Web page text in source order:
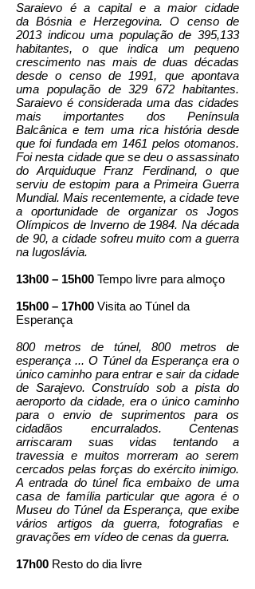
Saraievo é a capital e a maior cidade
da Bósnia e Herzegovina. O censo de
2013 indicou uma população de 395,133
habitantes, o que indica um pequeno
crescimento nas mais de duas décadas
desde o censo de 1991, que apontava
uma população de 329 672 habitantes.
Saraievo é considerada uma das cidades
mais importantes dos Península
Balcânica e tem uma rica história desde
que foi fundada em 1461 pelos otomanos.
Foi nesta cidade que se deu o assassinato
do Arquiduque Franz Ferdinand, o que
serviu de estopim para a Primeira Guerra
Mundial. Mais recentemente, a cidade teve
a oportunidade de organizar os Jogos
Olímpicos de Inverno de 1984. Na década
de 90, a cidade sofreu muito com a guerra
na Iugoslávia.
13h00 – 15h00 Tempo livre para almoço
15h00 – 17h00 Visita ao Túnel da
Esperança
800 metros de túnel, 800 metros de
esperança ... O Túnel da Esperança era o
único caminho para entrar e sair da cidade
de Sarajevo. Construído sob a pista do
aeroporto da cidade, era o único caminho
para o envio de suprimentos para os
cidadãos encurralados. Centenas
arriscaram suas vidas tentando a
travessia e muitos morreram ao serem
cercados pelas forças do exército inimigo.
A entrada do túnel fica embaixo de uma
casa de família particular que agora é o
Museu do Túnel da Esperança, que exibe
vários artigos da guerra, fotografias e
gravações em vídeo de cenas da guerra.
17h00 Resto do dia livre